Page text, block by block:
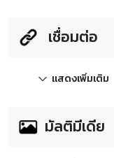
เชื่อมต่อ
แสดงเพิ่มเติม
มัลติมีเดีย